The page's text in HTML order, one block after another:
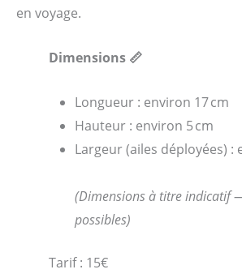
en voyage.
Dimensions 📏
Longueur : environ 17 cm
Hauteur : environ 5 cm
Largeur (ailes déployées) :
(Dimensions à titre indicatif
possibles)
Tarif : 15€